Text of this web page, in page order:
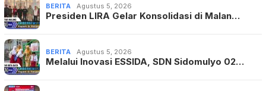
BERITA Agustus 5, 2026
Presiden LIRA Gelar Konsolidasi di Malan…
BERITA Agustus 5, 2026
Melalui Inovasi ESSIDA, SDN Sidomulyo 02…